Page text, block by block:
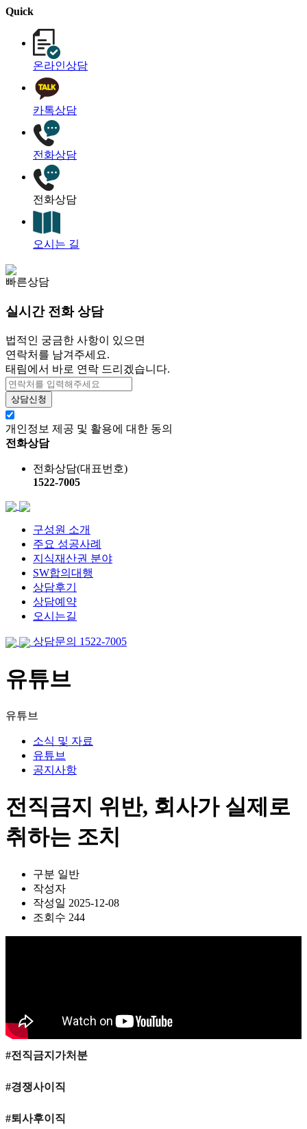
Quick
온라인상담
카톡상담
전화상담
전화상담
오시는 길
빠른상담
실시간 전화 상담
법적인 궁금한 사항이 있으면
연락처를 남겨주세요.
태림에서 바로 연락 드리겠습니다.
개인정보 제공 및 활용에 대한 동의
전화상담
전화상담(대표번호)
1522-7005
구성원 소개
주요 성공사례
지식재산권 분야
SW합의대행
상담후기
상담예약
오시는길
상담문의 1522-7005
유튜브
유튜브
소식 및 자료
유튜브
공지사항
전직금지 위반, 회사가 실제로
취하는 조치
구분 일반
작성자
작성일 2025-12-08
조회수 244
#전직금지가처분
#경쟁사이직
#퇴사후이직